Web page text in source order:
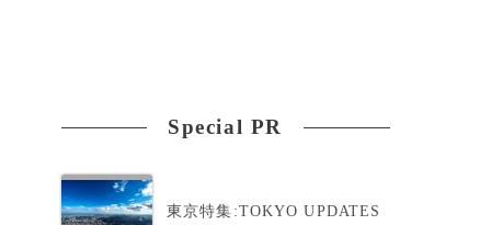
Special PR
東京特集:TOKYO UPDATES